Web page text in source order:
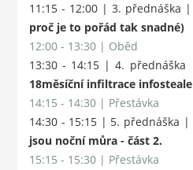
11:15 - 12:00 | 3. přednáška |
proč je to pořád tak snadné)
12:00 - 13:30 | Oběd
13:30 - 14:15 | 4. přednáška
18měsíční infiltrace
14:15 - 14:30 | Přestávka
14:30 - 15:15 | 5. přednáška |
jsou noční můra - část 2.
15:15 - 15:30 | Přestávka